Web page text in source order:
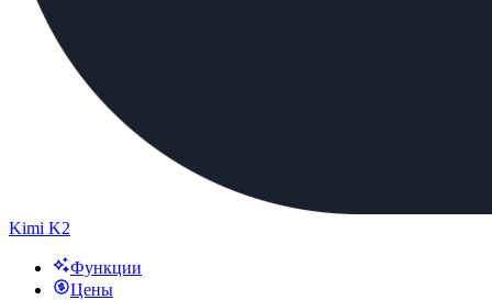
Kimi K2
Функции
Цены